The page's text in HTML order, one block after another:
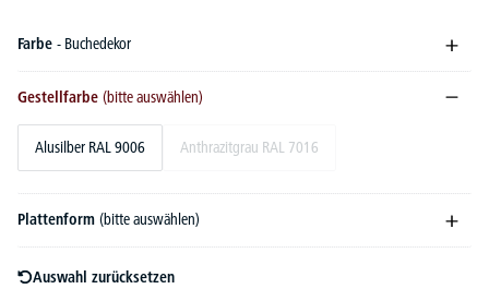
Farbe - Buchedekor
Gestellfarbe (bitte auswählen)
Alusilber RAL 9006 Anthrazitgrau RAL 7016
Plattenform (bitte auswählen)
Auswahl zurücksetzen